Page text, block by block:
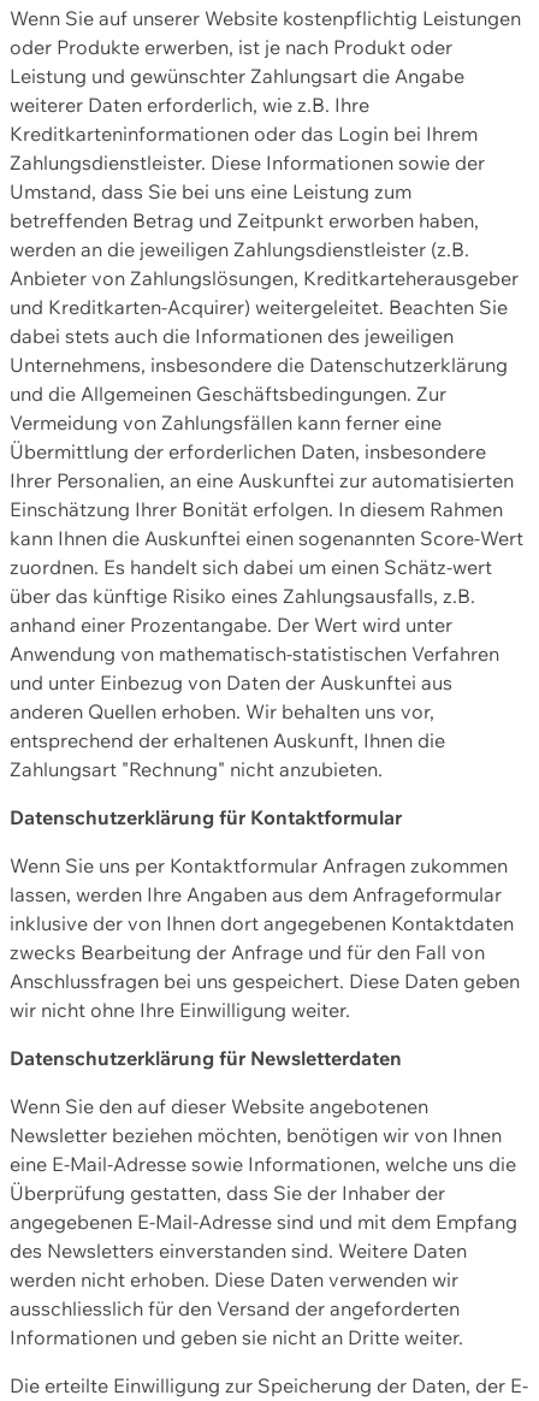
Wenn Sie auf unserer Website kostenpflichtig Leistungen
oder Produkte erwerben, ist je nach Produkt oder
Leistung und gewünschter Zahlungsart die Angabe
weiterer Daten erforderlich, wie z.B. Ihre
Kreditkarteninformationen oder das Login bei Ihrem
Zahlungsdienstleister. Diese Informationen sowie der
Umstand, dass Sie bei uns eine Leistung zum
betreffenden Betrag und Zeitpunkt erworben haben,
werden an die jeweiligen Zahlungsdienstleister (z.B.
Anbieter von Zahlungslösungen, Kreditkarteherausgeber
und Kreditkarten-Acquirer) weitergeleitet. Beachten Sie
dabei stets auch die Informationen des jeweiligen
Unternehmens, insbesondere die Datenschutzerklärung
und die Allgemeinen Geschäftsbedingungen. Zur
Vermeidung von Zahlungsfällen kann ferner eine
Übermittlung der erforderlichen Daten, insbesondere
Ihrer Personalien, an eine Auskunftei zur automatisierten
Einschätzung Ihrer Bonität erfolgen. In diesem Rahmen
kann Ihnen die Auskunftei einen sogenannten Score-Wert
zuordnen. Es handelt sich dabei um einen Schätz-wert
über das künftige Risiko eines Zahlungsausfalls, z.B.
anhand einer Prozentangabe. Der Wert wird unter
Anwendung von mathematisch-statistischen Verfahren
und unter Einbezug von Daten der Auskunftei aus
anderen Quellen erhoben. Wir behalten uns vor,
entsprechend der erhaltenen Auskunft, Ihnen die
Zahlungsart "Rechnung" nicht anzubieten.
Datenschutzerklärung für Kontaktformular
Wenn Sie uns per Kontaktformular Anfragen zukommen
lassen, werden Ihre Angaben aus dem Anfrageformular
inklusive der von Ihnen dort angegebenen Kontaktdaten
zwecks Bearbeitung der Anfrage und für den Fall von
Anschlussfragen bei uns gespeichert. Diese Daten geben
wir nicht ohne Ihre Einwilligung weiter.
Datenschutzerklärung für Newsletterdaten
Wenn Sie den auf dieser Website angebotenen
Newsletter beziehen möchten, benötigen wir von Ihnen
eine E-Mail-Adresse sowie Informationen, welche uns die
Überprüfung gestatten, dass Sie der Inhaber der
angegebenen E-Mail-Adresse sind und mit dem Empfang
des Newsletters einverstanden sind. Weitere Daten
werden nicht erhoben. Diese Daten verwenden wir
ausschliesslich für den Versand der angeforderten
Informationen und geben sie nicht an Dritte weiter.
Die erteilte Einwilligung zur Speicherung der Daten, der E-